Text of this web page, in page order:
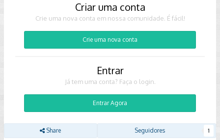
Criar uma conta
Crie uma nova conta em nossa comunidade. É fácil!
Crie uma nova conta
Entrar
Já tem uma conta? Faça o login.
Entrar Agora
Share Seguidores 1